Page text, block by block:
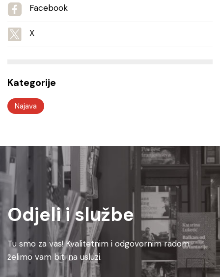
Facebook
X
Kategorije
Najava
Odjeli i službe
Tu smo za vas! Kvalitetnim i odgovornim radom
želimo vam biti na usluzi.